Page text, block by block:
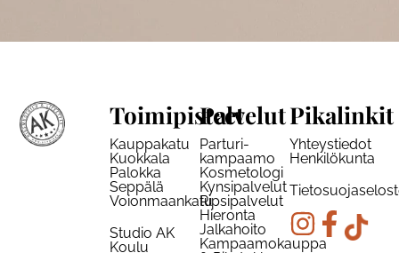
Toimipisteet
Kauppakatu
Kuokkala
Palokka
Seppälä
Voionmaankatu
Studio AK
Koulu
Palvelut
Parturi-
kampaamo
Kosmetologi
Kynsipalvelut
Ripsipalvelut
Hieronta
Jalkahoito
Kampaamokauppa
Pikalinkit
Yhteystiedot
Henkilökunta